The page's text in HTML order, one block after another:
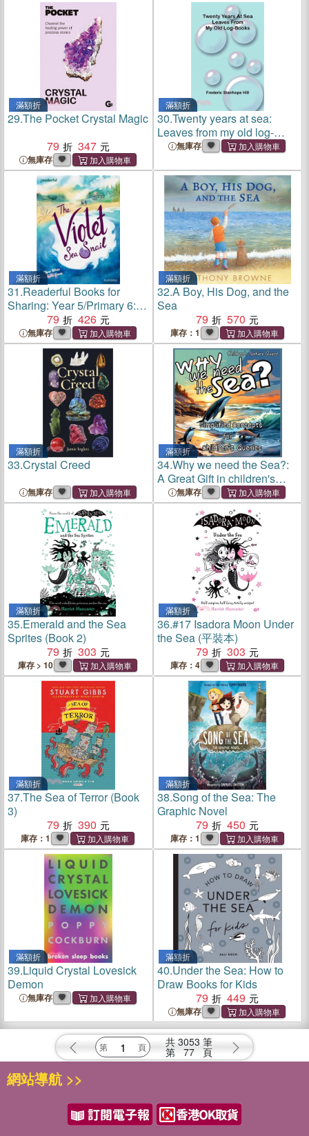
滿額折
29.The Pocket Crystal Magic
79
347
無庫存
滿額折
30.Twenty years at sea:
Leaves from my old log-
books無庫存
滿額折
31.Readerful Books for
Sharing: Year 5/Primary 6:
The Violet Sea Snail
79 426
無庫存
滿額折
32.A Boy, His Dog, and the
Sea
79
570
庫存：1
滿額折
33.Crystal Creed
無庫存
滿額折
34.Why we need the Sea?:
A Great Gift in children's
picture books of Facts of the
Sea
無庫存
滿額折
35.Emerald and the Sea
Sprites (Book 2)
79
303
庫存 > 10
滿額折
36.#17 Isadora Moon Under
the Sea (平裝本)
79
303
庫存：4
滿額折
37.The Sea of Terror (Book
3)
79
390
庫存：1
滿額折
38.Song of the Sea: The
Graphic Novel
79
450
庫存：1
滿額折
39.Liquid Crystal Lovesick
Demon
無庫存
滿額折
40.Under the Sea: How to
Draw Books for Kids
79
449
無庫存
共 3053 筆
第 77 頁
網站導航 >>